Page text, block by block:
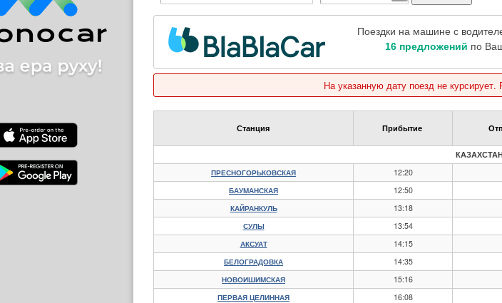
Поездки на машине с
16 предложений по
На указанную дату поезд не
Станция Прибытие
ПРЕСНОГОРЬКОВСКАЯ 12:20
БАУМАНСКАЯ 12:50
КАЙРАНКУЛЬ 13:18
СУЛЫ 13:54
АКСУАТ 14:15
БЕЛОГРАДОВКА 14:35
НОВОИШИМСКАЯ 15:16
ПЕРВАЯ ЦЕЛИННАЯ 16:08